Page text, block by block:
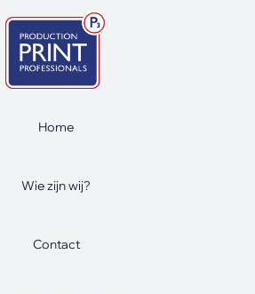
Home
Wie zijn wij?
Contact